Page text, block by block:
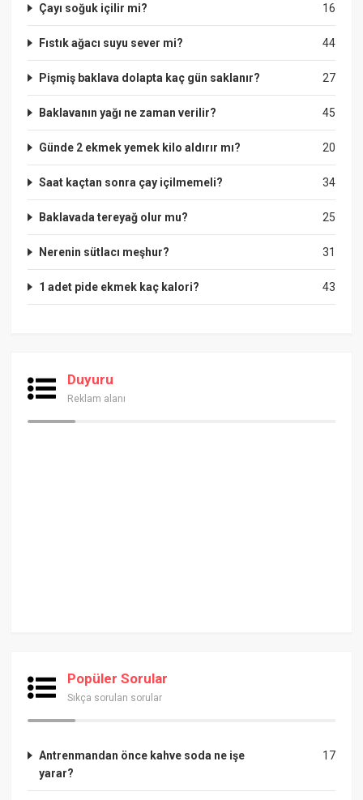
16
Çayı soğuk içilir mi?
44
Fıstık ağacı suyu sever mi?
27
Pişmiş baklava dolapta kaç gün saklanır?
45
Baklavanın yağı ne zaman verilir?
20
Günde 2 ekmek yemek kilo aldırır mı?
34
Saat kaçtan sonra çay içilmemeli?
25
Baklavada tereyağ olur mu?
31
Nerenin sütlacı meşhur?
43
1 adet pide ekmek kaç kalori?
Duyuru
Reklam alanı
Popüler Sorular
Sıkça sorulan sorular
17
Antrenmandan önce kahve soda ne işe
yarar?